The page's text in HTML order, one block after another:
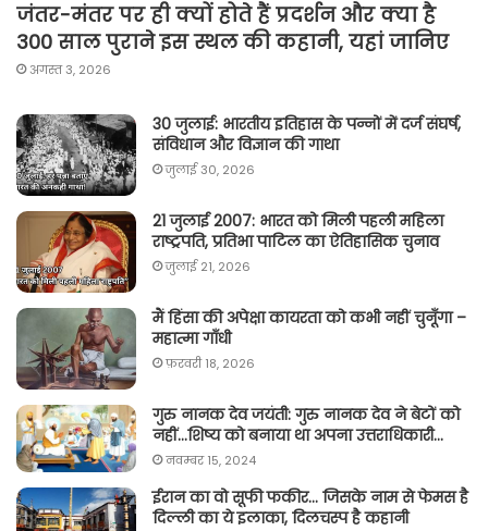
जंतर-मंतर पर ही क्यों होते हैं प्रदर्शन और क्या है
300 साल पुराने इस स्थल की कहानी, यहां जानिए
अगस्त 3, 2026
30 जुलाई: भारतीय इतिहास के पन्नों में दर्ज संघर्ष,
संविधान और विज्ञान की गाथा
जुलाई 30, 2026
21 जुलाई 2007: भारत को मिली पहली महिला
राष्ट्रपति, प्रतिभा पाटिल का ऐतिहासिक चुनाव
जुलाई 21, 2026
मैं हिंसा की अपेक्षा कायरता को कभी नहीं चुनूँगा –
महात्मा गाँधी
फ़रवरी 18, 2026
गुरु नानक देव जयंती: गुरु नानक देव ने बेटों को
नहीं…शिष्य को बनाया था अपना उत्तराधिकारी…
नवम्बर 15, 2024
ईरान का वो सूफी फकीर… जिसके नाम से फेमस है
दिल्ली का ये इलाका, दिलचस्प है कहानी